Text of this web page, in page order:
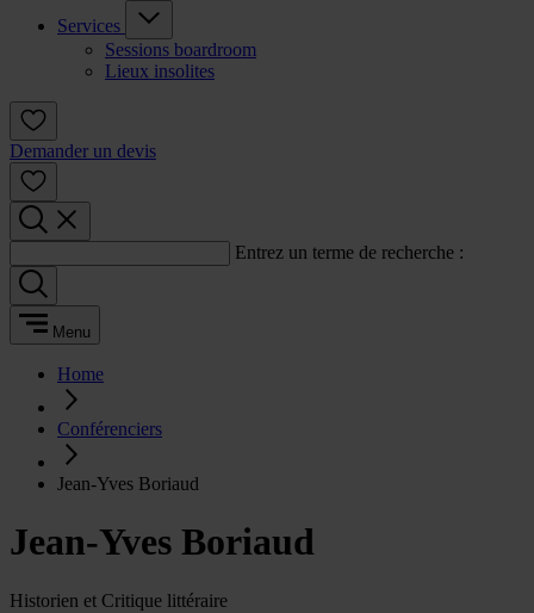
Services
Sessions boardroom
Lieux insolites
Demander un devis
Entrez un terme de recherche :
Menu
Home
Conférenciers
Jean-Yves Boriaud
Jean-Yves Boriaud
Historien et Critique littéraire